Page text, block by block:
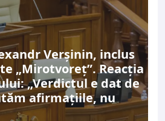
Verșinin, inclus
„Mirotvoreț”. Reacția
„Verdictul e dat de
afirmațiile, nu